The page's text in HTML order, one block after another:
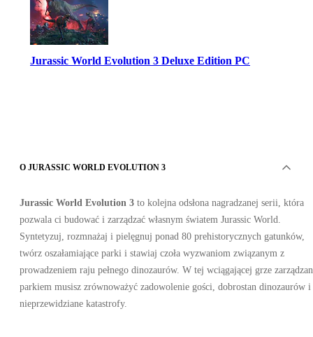
Jurassic World Evolution 3 Deluxe Edition PC
•
Klucz
•
236.77 PLN
322.55
PLN
-27 %
O JURASSIC WORLD EVOLUTION 3
Jurassic World Evolution 3 to kolejna odsłona nagradzanej serii, która
pozwala ci budować i zarządzać własnym światem Jurassic World.
Syntetyzuj, rozmnażaj i pielęgnuj ponad 80 prehistorycznych gatunków,
twórz oszałamiające parki i stawiaj czoła wyzwaniom związanym z
prowadzeniem raju pełnego dinozaurów. W tej wciągającej grze
parkiem musisz zrównoważyć zadowolenie gości, dobrostan dinozaurów i
nieprzewidziane katastrofy.